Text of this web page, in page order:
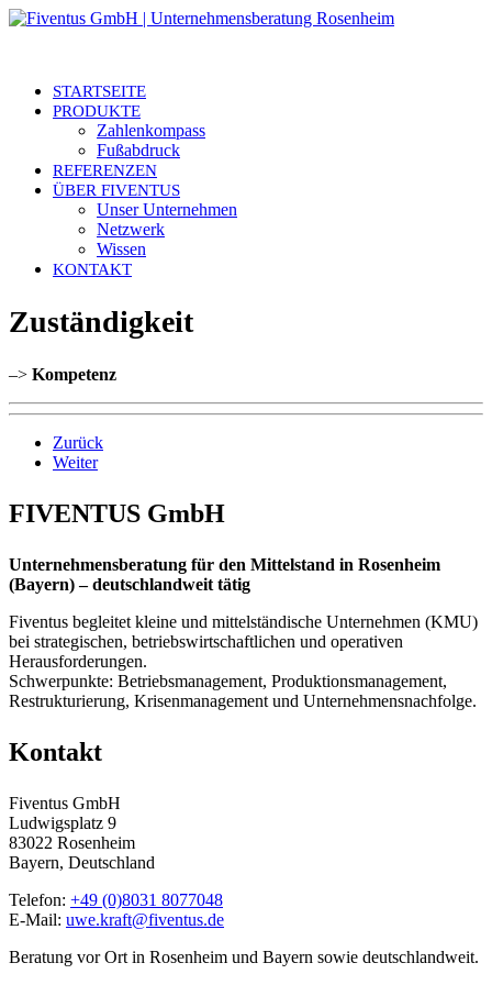
STARTSEITE
PRODUKTE
Zahlenkompass
Fußabdruck
REFERENZEN
ÜBER FIVENTUS
Unser Unternehmen
Netzwerk
Wissen
KONTAKT
Zuständigkeit
–> Kompetenz
Zurück
Weiter
FIVENTUS GmbH
Unternehmensberatung für den Mittelstand in Rosenheim
(Bayern) – deutschlandweit tätig
Fiventus begleitet kleine und mittelständische Unternehmen (KMU)
bei strategischen, betriebswirtschaftlichen und operativen
Herausforderungen.
Schwerpunkte: Betriebsmanagement, Produktionsmanagement,
Restrukturierung, Krisenmanagement und Unternehmensnachfolge.
Kontakt
Fiventus GmbH
Ludwigsplatz 9
83022 Rosenheim
Bayern, Deutschland
Telefon: +49 (0)8031 8077048
E-Mail: uwe.kraft@fiventus.de
Beratung vor Ort in Rosenheim und Bayern sowie deutschlandweit.